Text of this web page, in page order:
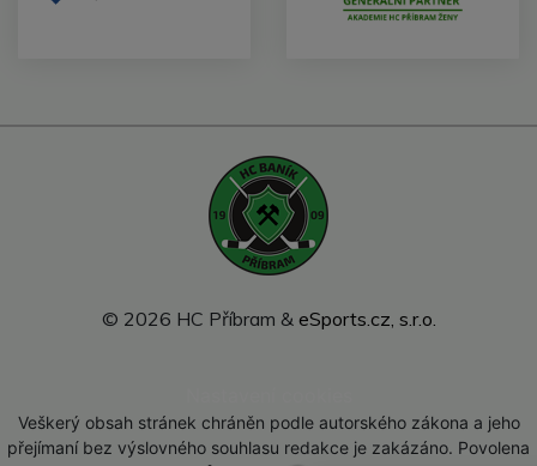
© 2026 HC Příbram & eSports.cz, s.r.o.
Veškerý obsah stránek chráněn podle autorského zákona a jeho
přejímaní bez výslovného souhlasu redakce je zakázáno. Povolena